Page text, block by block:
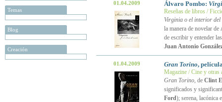
Temas
Blog
Creación
01.04.2009 Álvaro Pombo:
Reseñas de libros /
Virginia o el interior del
la manera de novelar de
de escribir y entender
Juan Antonio
01.04.2009 Gran Torino,
Magazine / Cine y otras
Gran Torino, de Clint
significados y
Ford); serena, lacónica